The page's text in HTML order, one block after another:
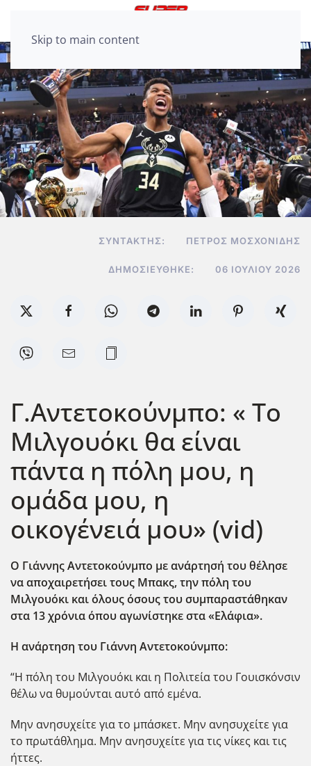
Skip to main content
ΣΥΝΤΆΚΤΗΣ: ΠΈΤΡΟΣ ΜΟΣΧΟΝΊΔΗΣ
ΔΗΜΟΣΙΕΎΘΗΚΕ: 06 ΙΟΥΛΊΟΥ 2026
Γ.Αντετοκούνμπο: « Το
Μιλγουόκι θα είναι
πάντα η πόλη μου, η
ομάδα μου, η
οικογένειά μου» (vid)
Ο Γιάννης Αντετοκούνμπο με ανάρτησή του θέλησε
να αποχαιρετήσει τους Μπακς, την πόλη του
Μιλγουόκι και όλους όσους του συμπαραστάθηκαν
στα 13 χρόνια όπου αγωνίστηκε στα «Ελάφια».
Η ανάρτηση του Γιάννη Αντετοκούνμπο:
“Η πόλη του Μιλγουόκι και η Πολιτεία του Γουισκόνσιν
θέλω να θυμούνται αυτό από εμένα.
Μην ανησυχείτε για το μπάσκετ. Μην ανησυχείτε για
το πρωτάθλημα. Μην ανησυχείτε για τις νίκες και τις
ήττες.